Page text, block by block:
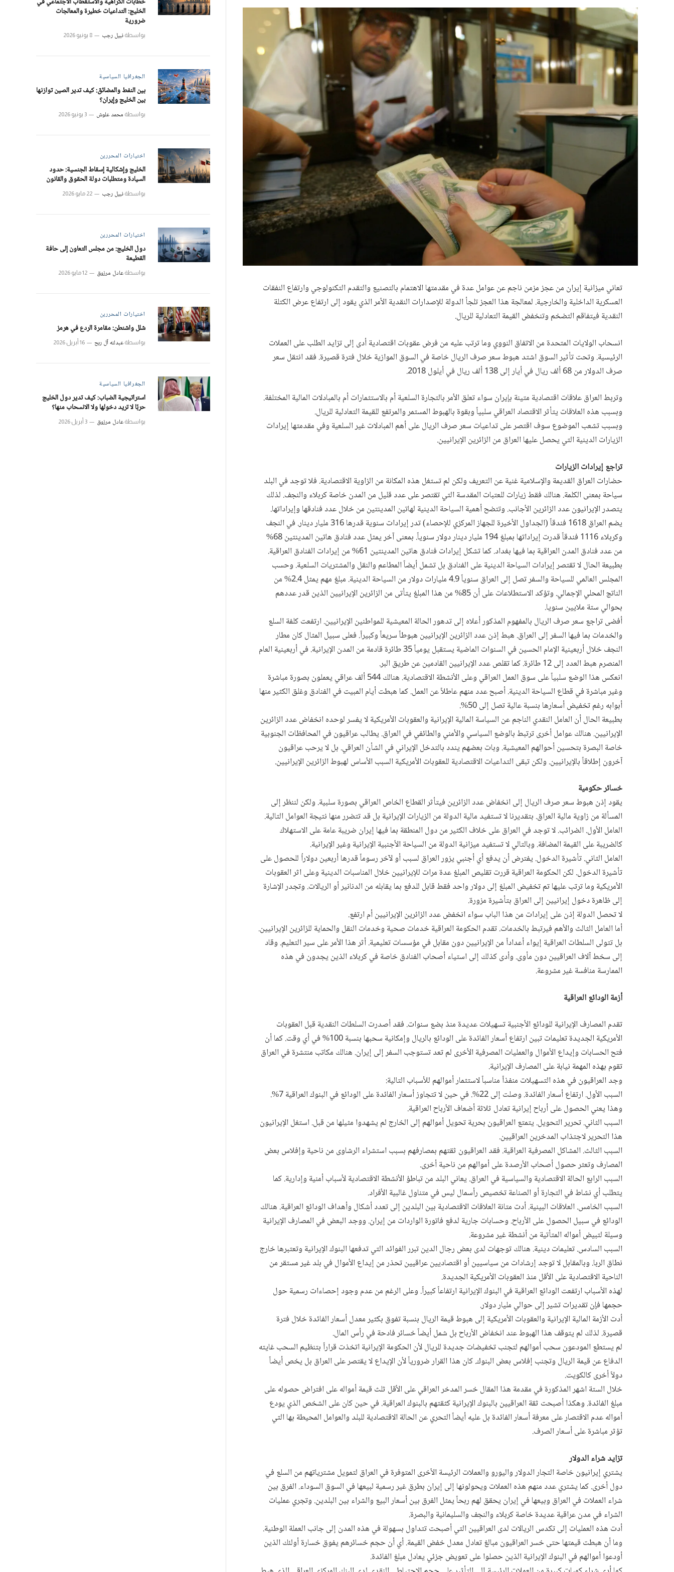
تعاني ميزانية إيران من عجز مزمن ناجم عن عوامل عدة في مقدمتها الاهتمام بالتصنيع والتقدم التكنولوجي وارتفاع النفقات
العسكرية الداخلية والخارجية. لمعالجة هذا العجز تلجأ الدولة للإصدارات النقدية الأمر الذي يقود إلى ارتفاع عرض الكتلة
النقدية فيتفاقم التضخم وتنخفض القيمة التعادلية للريال.
انسحاب الولايات المتحدة من الاتفاق النووي وما ترتب عليه من فرض عقوبات اقتصادية أدى إلى تزايد الطلب على العملات
الرئيسية. وتحت تأثير السوق اشتد هبوط سعر صرف الريال خاصة في السوق الموازية خلال فترة قصيرة. فقد انتقل سعر
صرف الدولار من 68 ألف ريال في أيار إلى 138 ألف ريال في أيلول 2018.
وتربط العراق علاقات اقتصادية متينة بإيران سواء تعلق الأمر بالتجارة السلعية أم بالاستثمارات أم بالمبادلات المالية المختلفة.
وبسبب هذه العلاقات يتأثر الاقتصاد العراقي سلبياً وبقوة بالهبوط المستمر والمرتفع للقيمة التعادلية للريال.
وبسبب تشعب الموضوع سوف اقتصر على تداعيات سعر صرف الريال على أهم المبادلات غير السلعية وفي مقدمتها إيرادات
الزيارات الدينية التي يحصل عليها العراق من الزائرين الإيرانيين.
تراجع إيرادات الزيارات
حضارات العراق القديمة والإسلامية غنية عن التعريف ولكن لم تستغل هذه المكانة من الزاوية الاقتصادية. فلا توجد في البلد
سياحة بمعنى الكلمة. هنالك فقط زيارات للعتبات المقدسة التي تقتصر على عدد قليل من المدن خاصة كربلاء والنجف. لذلك
يتصدر الإيرانيون عدد الزائرين الأجانب. وتتضح أهمية السياحة الدينية لهاتين المدينتين من خلال عدد فنادقها وإيراداتها.
يضم العراق 1618 فندقاً (الجداول الأخيرة للجهاز المركزي للإحصاء) تدر إيرادات سنوية قدرها 316 مليار دينار. في النجف
وكربلاء 1116 فندقاً قدرت إيراداتها بمبلغ 194 مليار دينار دولار سنوياً. بمعنى آخر يمثل عدد فنادق هاتين المدينتين 68%
من عدد فنادق المدن العراقية بما فيها بغداد. كما تشكل إيرادات فنادق هاتين المدينتين 61% من إيرادات الفنادق العراقية.
بطبيعة الحال لا تقتصر إيرادات السياحة الدينية على الفنادق بل تشمل أيضاً المطاعم والنقل والمشتريات السلعية. وحسب
المجلس العالمي للسياحة والسفر تصل إلى العراق سنوياً 4.9 مليارات دولار من السياحة الدينية. مبلغ مهم يمثل 2.4% من
الناتج المحلي الإجمالي. وتؤكد الاستطلاعات على أن 85% من هذا المبلغ يتأتى من الزائرين الإيرانيين الذين قدر عددهم
بحوالي ستة ملايين سنويا.
أفضى تراجع سعر صرف الريال بالمفهوم المذكور أعلاه إلى تدهور الحالة المعيشية للمواطنين الإيرانيين. ارتفعت كلفة السلع
والخدمات بما فيها السفر إلى العراق. هبط إذن عدد الزائرين الإيرانيين هبوطاً سريعاً وكبيراً. فعلى سبيل المثال كان مطار
النجف خلال أربعينية الإمام الحسين في السنوات الماضية يستقبل يومياً 35 طائرة قادمة من المدن الإيرانية. في أربعينية العام
المنصرم هبط العدد إلى 12 طائرة. كما تقلص عدد الإيرانيين القادمين عن طريق البر.
انعكس هذا الوضع سلبياً على سوق العمل العراقي وعلى الأنشطة الاقتصادية. هنالك 544 ألف عراقي يعملون بصورة مباشرة
وغير مباشرة في قطاع السياحة الدينية. أصبح عدد منهم عاطلاً عن العمل. كما هبطت أيام المبيت في الفنادق وغلق الكثير منها
أبوابه رغم تخفيض أسعارها بنسبة عالية تصل إلى 50%.
بطبيعة الحال أن العامل النقدي الناجم عن السياسة المالية الإيرانية والعقوبات الأمريكية لا يفسر لوحده انخفاض عدد الزائرين
الإيرانيين. هنالك عوامل أخرى ترتبط بالوضع السياسي والأمني والطائفي في العراق. يطالب عراقيون في المحافظات الجنوبية
خاصة البصرة بتحسين أحوالهم المعيشية. وبات بعضهم يندد بالتدخل الإيراني في الشأن العراقي. بل لا يرحب عراقيون
آخرون إطلاقاً بالإيرانيين. ولكن تبقى التداعيات الاقتصادية للعقوبات الأمريكية السبب الأساس لهبوط الزائرين الإيرانيين.
خسائر حكومية
يقود إذن هبوط سعر صرف الريال إلى انخفاض عدد الزائرين فيتأثر القطاع الخاص العراقي بصورة سلبية. ولكن لننظر إلى
المسألة من زاوية مالية العراق. بتقديرنا لا تستفيد مالية الدولة من الزيارات الإيرانية بل قد تتضرر منها نتيجة العوامل التالية.
العامل الأول. الضرائب. لا توجد في العراق على خلاف الكثير من دول المنطقة بما فيها إيران ضريبة عامة على الاستهلاك
كالضريبة على القيمة المضافة. وبالتالي لا تستفيد ميزانية الدولة من السياحة الأجنبية الإيرانية وغير الإيرانية.
العامل الثاني. تأشيرة الدخول. يفترض أن يدفع أي أجنبي يزور العراق لسبب أو لآخر رسوماً قدرها أربعين دولاراُ للحصول على
تأشيرة الدخول. لكن الحكومة العراقية قررت تقليص المبلغ عدة مرات للإيرانيين خلال المناسبات الدينية وعلى اثر العقوبات
الأمريكية وما ترتب عليها تم تخفيض المبلغ إلى دولار واحد فقط قابل للدفع بما يقابله من الدنانير أو الريالات. وتجدر الإشارة
إلى ظاهرة دخول إيرانيين إلى العراق بتأشيرة مزورة.
لا تحصل الدولة إذن على إيرادات من هذا الباب سواء انخفض عدد الزائرين الإيرانيين أم ارتفع.
أما العامل الثالث والأهم فيرتبط بالخدمات. تقدم الحكومة العراقية خدمات صحية وخدمات النقل والحماية للزائرين الإيرانيين.
بل تتولى السلطات العراقية إيواء أعداداً من الإيرانيين دون مقابل في مؤسسات تعليمية. أثر هذا الأمر على سير التعليم. وقاد
إلى سخط آلاف العراقيين دون مأوى. وأدى كذلك إلى استياء أصحاب الفنادق خاصة في كربلاء الذين يجدون في هذه
الممارسة منافسة غير مشروعة.
أزمة الودائع العراقية
تقدم المصارف الإيرانية للودائع الأجنبية تسهيلات عديدة منذ بضع سنوات. فقد أصدرت السلطات النقدية قبل العقوبات
الأمريكية الجديدة تعليمات تبين ارتفاع أسعار الفائدة على الودائع بالريال وإمكانية سحبها بنسبة 100% في أي وقت. كما أن
فتح الحسابات وإيداع الأموال والعمليات المصرفية الأخرى لم تعد تستوجب السفر إلى إيران. هنالك مكاتب منتشرة في العراق
تقوم بهذه المهمة نيابة على المصارف الإيرانية.
وجد العراقيون في هذه التسهيلات منفذاً مناسباً لاستثمار أموالهم للأسباب التالية:
السبب الأول. ارتفاع أسعار الفائدة. وصلت إلى 22%. في حين لا تتجاوز أسعار الفائدة على الودائع في البنوك العراقية 7%.
وهذا يعني الحصول على أرباح إيرانية تعادل ثلاثة أضعاف الأرباح العراقية.
السبب الثاني. تحرير التحويل. يتمتع العراقيون بحرية تحويل أموالهم إلى الخارج لم يشهدوا مثيلها من قبل. استغل الإيرانيون
هذا التحرير لاجتذاب المدخرين العراقيين.
السبب الثالث. المشاكل المصرفية العراقية. فقد العراقيون ثقتهم بمصارفهم بسبب استشراء الرشاوى من ناحية وإفلاس بعض
المصارف وتعثر حصول أصحاب الأرصدة على أموالهم من ناحية أخرى.
السبب الرابع الحالة الاقتصادية والسياسية في العراق. يعاني البلد من تباطؤ الأنشطة الاقتصادية لأسباب أمنية وإدارية. كما
يتطلب أي نشاط في التجارة أو الصناعة تخصيص رأسمال ليس في متناول غالبية الأفراد.
السبب الخامس. العلاقات البينية. أدت متانة العلاقات الاقتصادية بين البلدين إلى تعدد أشكال وأهداف الودائع العراقية. هنالك
الودائع في سبيل الحصول على الأرباح. وحسابات جارية لدفع فاتورة الواردات من إيران. ووجد البعض في المصارف الإيرانية
وسيلة لتبيض أمواله المتأتية من أنشطة غير مشروعة.
السبب السادس. تعليمات دينية. هنالك توجهات لدى بعض رجال الدين تبرر الفوائد التي تدفعها البنوك الإيرانية وتعتبرها خارج
نطاق الربا. وبالمقابل لا توجد إرشادات من سياسيين أو اقتصاديين عراقيين تحذر من إيداع الأموال في بلد غير مستقر من
الناحية الاقتصادية على الأقل منذ العقوبات الأمريكية الجديدة.
لهذه الأسباب ارتفعت الودائع العراقية في البنوك الإيرانية ارتفاعاً كبيراً. وعلى الرغم من عدم وجود إحصاءات رسمية حول
حجمها فإن تقديرات تشير إلى حوالي مليار دولار.
أدت الأزمة المالية الإيرانية والعقوبات الأمريكية إلى هبوط قيمة الريال بنسبة تفوق بكثير معدل أسعار الفائدة خلال فترة
قصيرة. لذلك لم يتوقف هذا الهبوط عند انخفاض الأرباح بل شمل أيضاً خسائر فادحة في رأس المال.
لم يستطع المودعون سحب أموالهم لتجنب تخفيضات جديدة للريال لأن الحكومة الإيرانية اتخذت قراراً بتنظيم السحب غايته
الدفاع عن قيمة الريال وتجنب إفلاس بعض البنوك. كان هذا القرار ضرورياً لأن الإيداع لا يقتصر على العراق بل يخص أيضاً
دولاً أخرى كالكويت.
خلال الستة اشهر المذكورة في مقدمة هذا المقال خسر المدخر العراقي على الأقل ثلث قيمة أمواله على افتراض حصوله على
مبلغ الفائدة. وهكذا أصبحت ثقة العراقيين بالبنوك الإيرانية كثقتهم بالبنوك العراقية. في حين كان على الشخص الذي يودع
أمواله عدم الاقتصار على معرفة أسعار الفائدة بل عليه أيضاً التحري عن الحالة الاقتصادية للبلد والعوامل المحيطة بها التي
تؤثر مباشرة على أسعار الصرف.
تزايد شراء الدولار
يشتري إيرانيون خاصة التجار الدولار واليورو والعملات الرئيسة الأخرى المتوفرة في العراق لتمويل مشترياتهم من السلع في
دول أخرى. كما يشتري عدد منهم هذه العملات ويحولونها إلى إيران بطرق غير رسمية لبيعها في السوق السوداء. الفرق بين
شراء العملات في العراق وبيعها في إيران يحقق لهم ربحاً يمثل الفرق بين أسعار البيع والشراء بين البلدين. وتجري عمليات
الشراء في مدن عراقية عديدة خاصة كربلاء والنجف والسليمانية والبصرة.
أدت هذه العمليات إلى تكدس الريالات لدى العراقيين التي أصبحت تتداول بسهولة في هذه المدن إلى جانب العملة الوطنية.
وما أن هبطت قيمتها حتى خسر العراقيون مبالغ تعادل معدل خفض القيمة. أي أن حجم خسائرهم يفوق خسارة أولئك الذين
أودعوا أموالهم في البنوك الإيرانية الذين حصلوا على تعويض جزئي يعادل مبلغ الفائدة.
الخليج: التداعيات خطيرة والمعالجات
ضرورية
بواسطة نبيل رجب 8 يونيو 2026
الجغرافيا السياسية
بين النفط والمضائق: كيف تدير الصين توازنها
بين الخليج وإيران؟
بواسطة محمد علوش 3 يونيو 2026
اختيارات المحررين
الخليج وإشكالية إسقاط الجنسية: حدود
السيادة ومتطلبات دولة الحقوق والقانون
بواسطة نبيل رجب 22 مايو 2026
اختيارات المحررين
دول الخليج: من مجلس التعاون إلى حافة
القطيعة
بواسطة عادل مرزوق 12 مايو 2026
اختيارات المحررين
شلل واشنطن: مقامرة الردع في هرمز
بواسطة عبدلله آل ربح 16 أبريل 2026
الجغرافيا السياسية
استراتيجية الضباب: كيف تدير دول الخليج
حربًا لا تريد دخولها ولا الانسحاب منها؟
بواسطة عادل مرزوق 3 أبريل 2026